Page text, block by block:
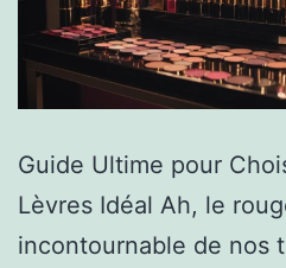
Guide Ultime pour
Lèvres Idéal Ah, le
incontournable de nos